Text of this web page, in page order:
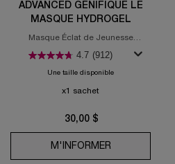
ADVANCED GÉNIFIQUE LE
MASQUE HYDROGEL
Masque Éclat de Jeunesse
4.7 (912)
Une taille disponible
x1 sachet
30,00 $
M'INFORMERWHEN THE